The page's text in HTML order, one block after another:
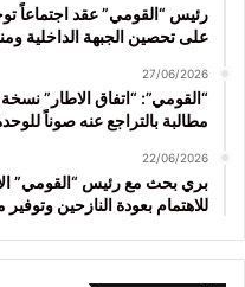
رئيس “القومي” عقد اجتماعاً
على تحصين الجبهة الداخلية
27/06/2026
مطالبة بالتراجع عنه صوناً
22/06/2026
بري بحث مع رئيس “القومي”
للاهتمام بعودة النازحين